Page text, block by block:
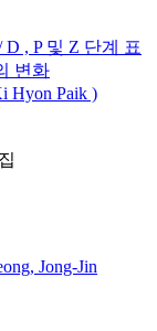
, P 및 Z 단계 표
변화
Hyon Paik )
Jong-Jin